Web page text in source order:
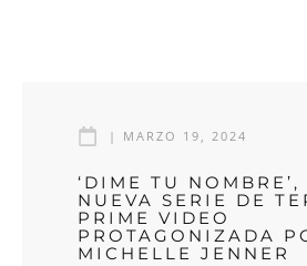
| MARZO 19, 2024
‘DIME TU NOMBRE’,
NUEVA SERIE DE
PRIME VIDEO
PROTAGONIZADA
MICHELLE JENNER